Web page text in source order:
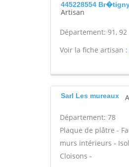
445228554
Artisan
Département: 91, 92
Voir la fiche artisan :
Sarl Les mureaux
Département: 78
Plaque de plâtre -
murs intérieurs -
Cloisons -